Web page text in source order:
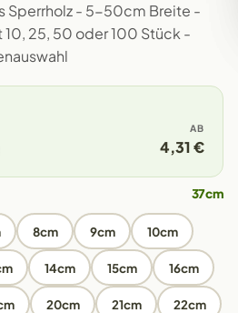
Sperrholz - 5-50cm Breite -
10, 25, 50 oder 100 Stück -
AB
4,31 €
37cm
8cm 9cm 10cm
14cm 15cm 16cm
20cm 21cm 22cm